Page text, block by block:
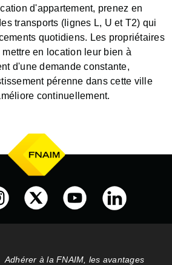
d'appartement, prenez en
transports (lignes L, U et T2) qui
quotidiens. Les propriétaires
en location leur bien à
d'une demande constante,
pérenne dans cette ville
continuellement.
Adhérer à la FNAIM, les avantages